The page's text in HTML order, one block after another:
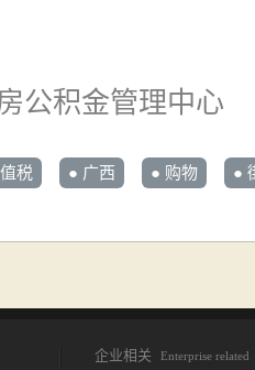
公积金管理中心
税 ● 广西 ● 购物 ●
企业相关 Enterprise related